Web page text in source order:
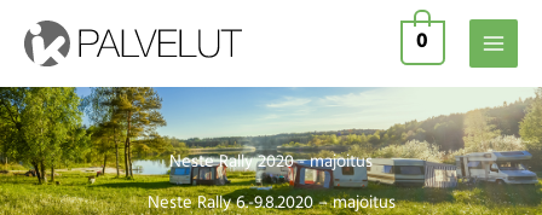
sisältöön
0
Neste Rally 2020 - majoitus
Neste Rally 6.-9.8.2020 – majoitus